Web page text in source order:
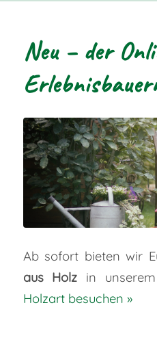
Neu – der
Ab sofort bieten wir
aus Holz in
Holzart besuchen »